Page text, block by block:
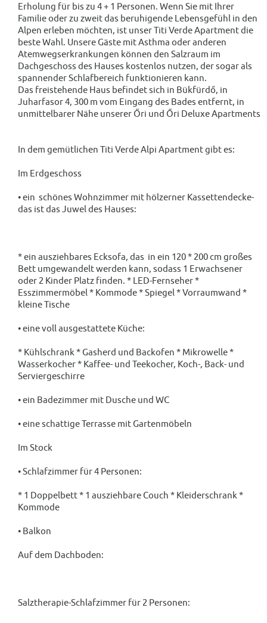
Erholung für bis zu 4 + 1 Personen. Wenn Sie mit Ihrer
Familie oder zu zweit das beruhigende Lebensgefühl in den
Alpen erleben möchten, ist unser Titi Verde Apartment die
beste Wahl. Unsere Gäste mit Asthma oder anderen
Atemwegserkrankungen können den Salzraum im
Dachgeschoss des Hauses kostenlos nutzen, der sogar als
spannender Schlafbereich funktionieren kann.
Das freistehende Haus befindet sich in Bükfürdő, in
Juharfasor 4, 300 m vom Eingang des Bades entfernt, in
unmittelbarer Nähe unserer Őri und Őri Deluxe Apartments
In dem gemütlichen Titi Verde Alpi Apartment gibt es:
Im Erdgeschoss
• ein schönes Wohnzimmer mit hölzerner Kassettendecke-
das ist das Juwel des Hauses:
* ein ausziehbares Ecksofa, das in ein 120 * 200 cm großes
Bett umgewandelt werden kann, sodass 1 Erwachsener
oder 2 Kinder Platz finden. * LED-Fernseher *
Esszimmermöbel * Kommode * Spiegel * Vorraumwand *
kleine Tische
• eine voll ausgestattete Küche:
* Kühlschrank * Gasherd und Backofen * Mikrowelle *
Wasserkocher * Kaffee- und Teekocher, Koch-, Back- und
Serviergeschirre
• ein Badezimmer mit Dusche und WC
• eine schattige Terrasse mit Gartenmöbeln
Im Stock
• Schlafzimmer für 4 Personen:
* 1 Doppelbett * 1 ausziehbare Couch * Kleiderschrank *
Kommode
• Balkon
Auf dem Dachboden:
Salztherapie-Schlafzimmer für 2 Personen: